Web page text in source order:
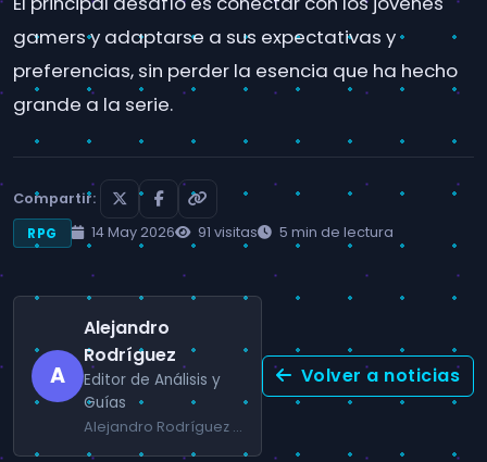
gamers y adaptarse a sus expectativas y
preferencias, sin perder la esencia que ha hecho
grande a la serie.
Compartir:
RPG
14 May 2026 91 visitas 5 min de lectura
A
Alejandro
Rodríguez
Editor de Análisis y
Guías
Alejandro Rodríguez se especializa en RPG, juegos de acción y guías prácticas para jugadores de PC y consola.
Volver a noticias